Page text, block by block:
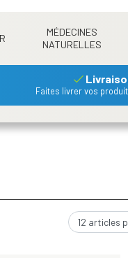
MÉDECINES
NATURELLES
Faites livrer vos